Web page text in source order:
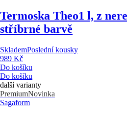
Termoska Theo1 l, z
stříbrné barvě
SklademPoslední kousky
989 Kč
Do košíku
Do košíku
další varianty
PremiumNovinka
Sagaform